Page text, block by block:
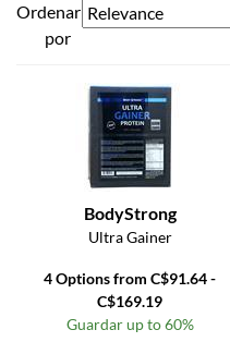
Ordenar
por
BodyStrong
Ultra Gainer
4 Options from C$91.64 -
C$169.19
Guardar up to 60%